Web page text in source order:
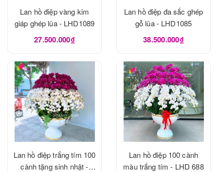
Lan hồ điệp vàng kim
giáp ghép lũa - LHD1089
27.500.000₫
Lan hồ điệp đa sắc ghép
gỗ lũa - LHD1085
38.500.000₫
Lan hồ điệp trắng tím 100
cành tặng sinh nhật -
Lan hồ điệp 100 cành
màu trắng tím - LHD 688